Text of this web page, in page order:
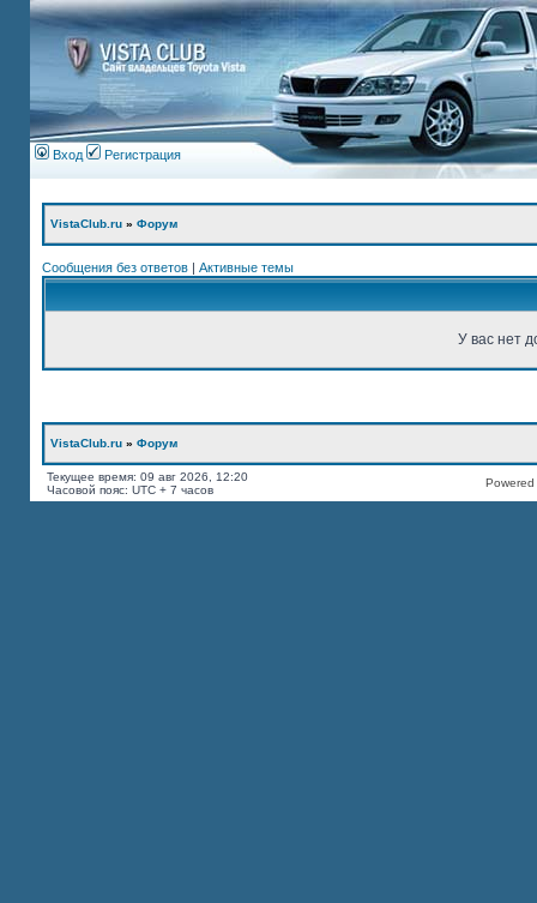
Вход Регистрация
VistaClub.ru » Форум
Сообщения без ответов | Активные темы
У вас нет
VistaClub.ru » Форум
Текущее время: 09 авг 2026, 12:20
Часовой пояс: UTC + 7 часов